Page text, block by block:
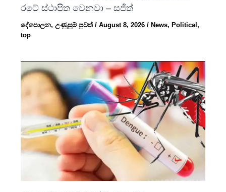
රටේ ස්ථාපිත වෙනවා – සජිත්
දේශපාලන,උණුසුම් පුවත්/August 8, 2026/News,Political,
top